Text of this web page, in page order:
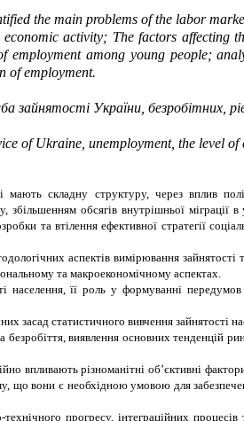
the main problems of the labor
activity; The factors
among young people;
of employment.
зайнятості України, безробітних,
of Ukraine, unemployment, the level
складну структуру, через вплив
обсягів внутрішньої
та втілення ефективної стратегії
аспектів вимірювання
та макроекономічному аспектах.
населення, її роль у формуванні
засад статистичного вивчення зайнятості
виявлення основних тенденцій
впливають різноманітні об’єктивні
що вони є необхідною умовою для
прогресу, інтеграційних